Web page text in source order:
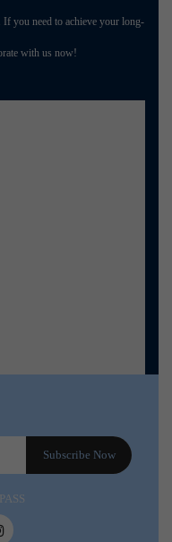
If you need to achieve your long-
with us now!